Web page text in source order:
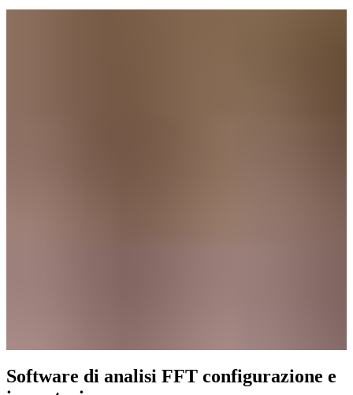
Software di analisi FFT configurazione e